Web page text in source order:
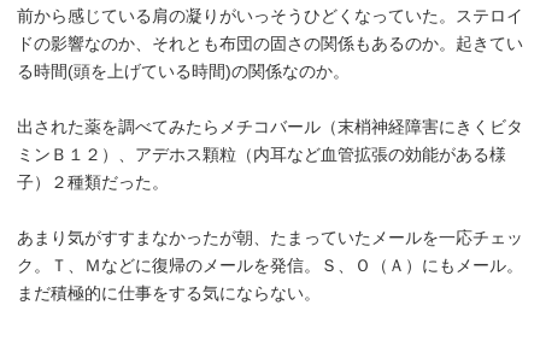
前から感じている肩の凝りがいっそうひどくなっていた。ステロイ
ドの影響なのか、それとも布団の固さの関係もあるのか。起きてい
る時間(頭を上げている時間)の関係なのか。
出された薬を調べてみたらメチコバール（末梢神経障害にきくビタ
ミンＢ１２）、アデホス顆粒（内耳など血管拡張の効能がある様
子）２種類だった。
あまり気がすすまなかったが朝、たまっていたメールを一応チェッ
ク。Ｔ、Ｍなどに復帰のメールを発信。Ｓ、Ｏ（Ａ）にもメール。
まだ積極的に仕事をする気にならない。